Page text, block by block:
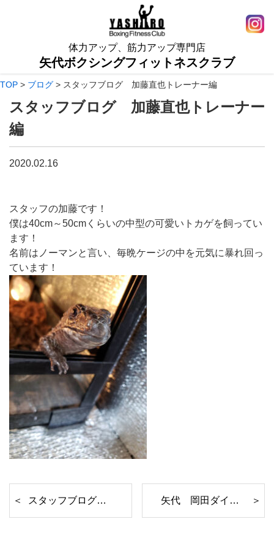
体力アップ、筋力アップ専門店
矢代ボクシングフィットネスクラブ
TOP > ブログ > スタッフブログ 加藤直也トレーナー編
スタッフブログ 加藤直也トレーナー
編
2020.02.16
スタッフの加藤です！
僕は40cm～50cmくらいの中型の可愛いトカゲを飼ってい
ます！
名前はノーマンと言い、毎晩ケージの中を元気に暴れ回っ
ています！
スタッフブログ 三遊亭金の助編 矢代 岡田ダイエット宣言